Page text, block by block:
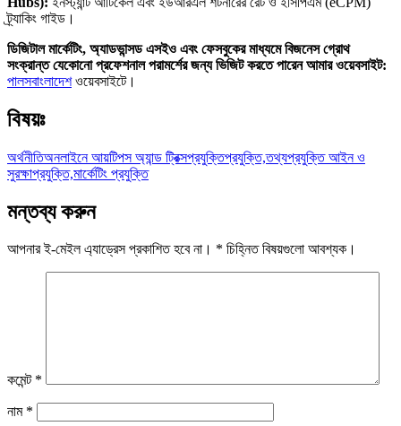
ট্র্যাকিং গাইড।
ডিজিটাল মার্কেটিং, অ্যাডভান্সড এসইও এবং ফেসবুকের মাধ্যমে বিজনেস গ্রোথ
সংক্রান্ত যেকোনো প্রফেশনাল পরামর্শের জন্য ভিজিট করতে পারেন আমার ওয়েবসাইট:
পালসবাংলাদেশওয়েবসাইটে।
বিষয়ঃ
অর্থনীতিঅনলাইনে আয়টিপস অ্যান্ড ট্রিক্সপ্রযুক্তিপ্রযুক্তি,তথ্যপ্রযুক্তি আইন ও
সুরক্ষাপ্রযুক্তি,মার্কেটিং প্রযুক্তি
মন্তব্য করুন
আপনার ই-মেইল এ্যাড্রেস প্রকাশিত হবে না। * চিহ্নিত বিষয়গুলো আবশ্যক।
কমেন্ট *
নাম *